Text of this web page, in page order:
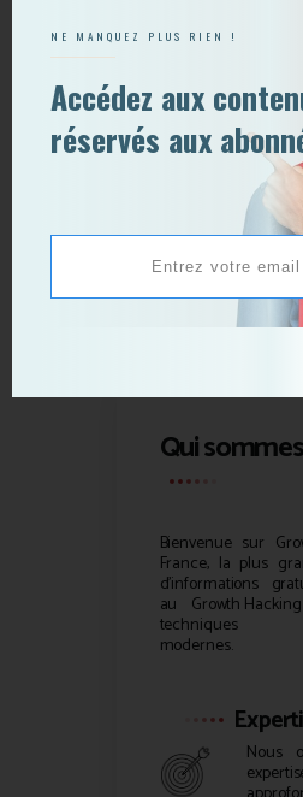
Qui
Bienvenue sur
France, la plus
d’informations
au Growth Hacking
techniques
modernes.
Nous
NE MANQUEZ PLUS RIEN !
Accédez aux
réservés aux